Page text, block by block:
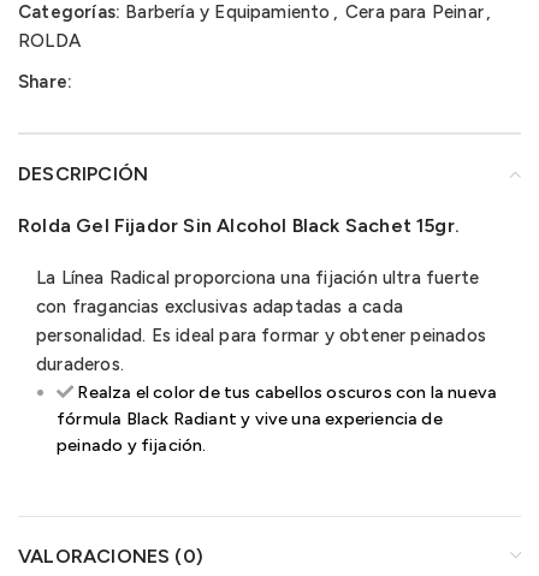
Categorías: Barbería y Equipamiento , Cera para Peinar,
ROLDA
Share:
DESCRIPCIÓN
Rolda Gel Fijador Sin Alcohol Black Sachet 15gr.
La Línea Radical proporciona una fijación ultra fuerte
con fragancias exclusivas adaptadas a cada
personalidad. Es ideal para formar y obtener peinados
duraderos.
Realza el color de tus cabellos oscuros con la nueva
fórmula Black Radiant y vive una experiencia de
peinado y fijación.
VALORACIONES (0)